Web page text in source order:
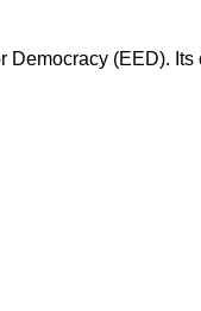
(EED).